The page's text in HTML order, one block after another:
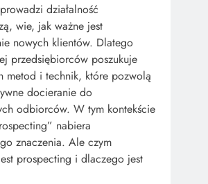
działalność
wie, jak ważne jest
nowych klientów. Dlatego
przedsiębiorców poszukuje
metod i technik, które pozwolą
docieranie do
odbiorców. W tym kontekście
nabiera
znaczenia. Ale czym
prospecting i dlaczego jest